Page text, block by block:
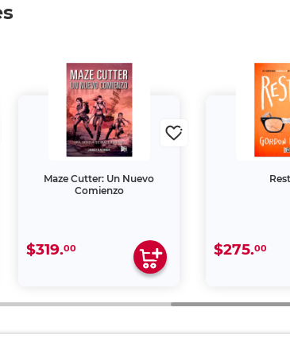
Maze Cutter: Un Nuevo
Comienzo
$319.00 $275.00